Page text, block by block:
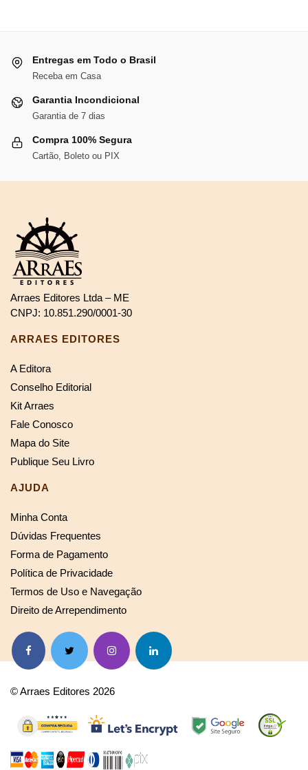
Entregas em Todo o Brasil
Receba em Casa
Garantia Incondicional
Garantia de 7 dias
Compra 100% Segura
Cartão, Boleto ou PIX
Arraes Editores Ltda – ME
CNPJ: 10.851.290/0001-30
ARRAES EDITORES
A Editora
Conselho Editorial
Kit Arraes
Fale Conosco
Mapa do Site
Publique Seu Livro
AJUDA
Minha Conta
Dúvidas Frequentes
Forma de Pagamento
Política de Privacidade
Termos de Uso e Navegação
Direito de Arrependimento
© Arraes Editores 2026